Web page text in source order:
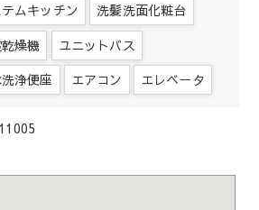
ムキッチン
洗髪洗面化粧台
燥機
ユニットバス
浄便座
エアコン エレベータ